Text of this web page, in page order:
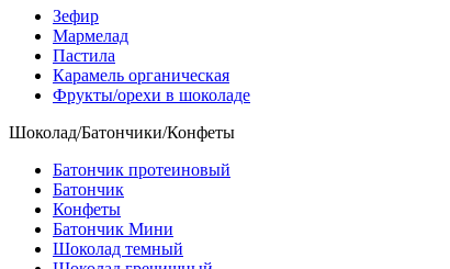
Зефир
Мармелад
Пастила
Карамель органическая
Фрукты/орехи в шоколаде
Шоколад/Батончики/Конфеты
Батончик протеиновый
Батончик
Конфеты
Батончик Мини
Шоколад темный